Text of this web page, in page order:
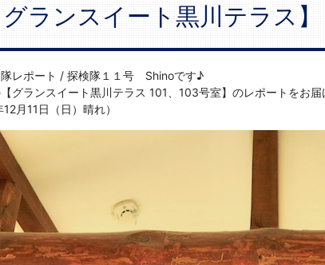
ランスイート黒川テラス
レポート / 探検隊１１号 Shinoです♪
グランスイート黒川テラス 101、103号室】のレポートをお届
月11日（日）晴れ）